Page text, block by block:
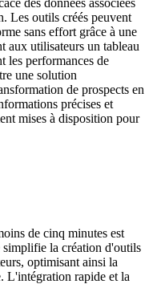
Les outils créés peuvent
sans effort grâce à une
aux utilisateurs un tableau
les performances de
une solution
de prospects en
précises et
mises à disposition pour
de cinq minutes est
simplifie la création d'outils
optimisant ainsi la
L'intégration rapide et la